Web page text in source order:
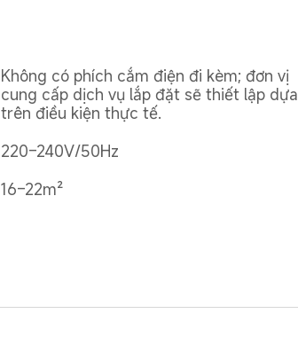
Không có phích cắm điện đi kèm; đơn vị
cung cấp dịch vụ lắp đặt sẽ thiết lập dựa
trên điều kiện thực tế.
220–240V/50Hz
16–22m²